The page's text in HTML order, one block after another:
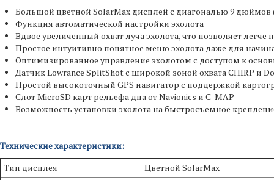
Большой цветной SolarMax дисплей с диагональю 9 дюймов
Функция автоматической настройки эхолота
Вдвое увеличенный охват луча эхолота, что позволяет легче
Простое интуитивно понятное меню эхолота даже для
Оптимизированное управление эхолотом с доступом к
Датчик Lowrance SplitShot с широкой зоной охвата CHIRP и
Простой высокоточный GPS навигатор с поддержкой
Слот MicroSD карт рельефа дна от Navionics и C-MAP
Возможность установки эхолота на быстросъемное
Технические характеристики:
Тип дисплея
Цветной SolarMax